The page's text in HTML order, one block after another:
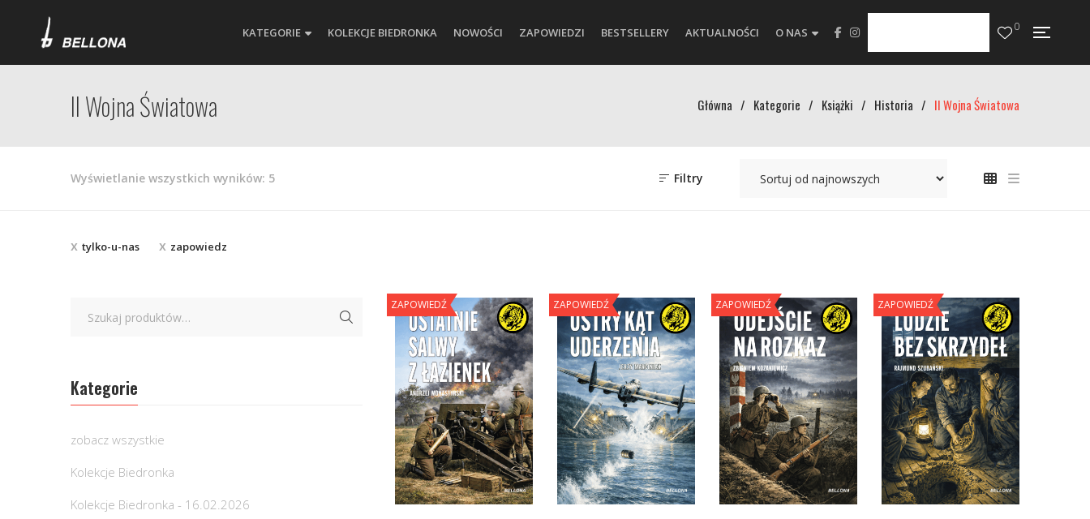
KATEGORIE KOLEKCJE BIEDRONKA NOWOŚCI ZAPOWIEDZI BESTSELLERY AKTUALNOŚCI O NAS 0
II Wojna Światowa Główna / Kategorie / Książki / Historia / II Wojna Światowa
Wyświetlanie wszystkich wyników: 5Posortowane
Filtry
tylko-u-nas zapowiedz
ZAPOWIEDŹ ZAPOWIEDŹ ZAPOWIEDŹ ZAPOWIEDŹ
Kategorie
zobacz wszystkie
Kolekcje Biedronka
Kolekcje Biedronka - 16.02.2026